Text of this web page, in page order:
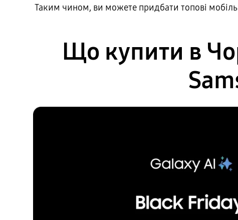
Таким чином, ви можете придбати топові
Що купити в